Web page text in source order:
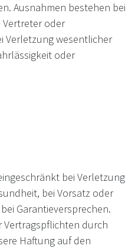
Ausnahmen bestehen bei
Vertreter oder
Verletzung wesentlicher
oder
bei Verletzung
bei Vorsatz oder
Garantieversprechen.
Vertragspflichten durch
Haftung auf den